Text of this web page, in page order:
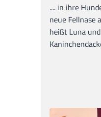
.... in ihre
neue Fellnase
heißt Luna